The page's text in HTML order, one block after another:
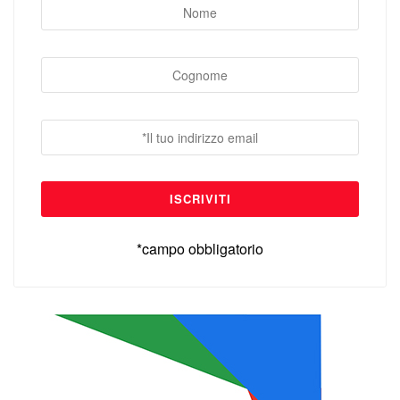
*campo obbligatorio